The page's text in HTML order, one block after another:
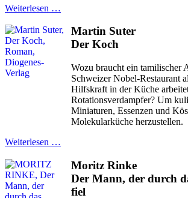
Weiterlesen …
Martin Suter
Der Koch
Wozu braucht ein tamilischer
Schweizer Nobel-Restaurant
Hilfskraft in der Küche
Rotationsverdampfer? Um
Miniaturen, Essenzen und
Molekularküche herzustellen.
Weiterlesen …
Moritz Rinke
Der Mann, der durch
fiel